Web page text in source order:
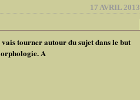
17 AVRIL 2013
tourner autour du sujet dans le but
A